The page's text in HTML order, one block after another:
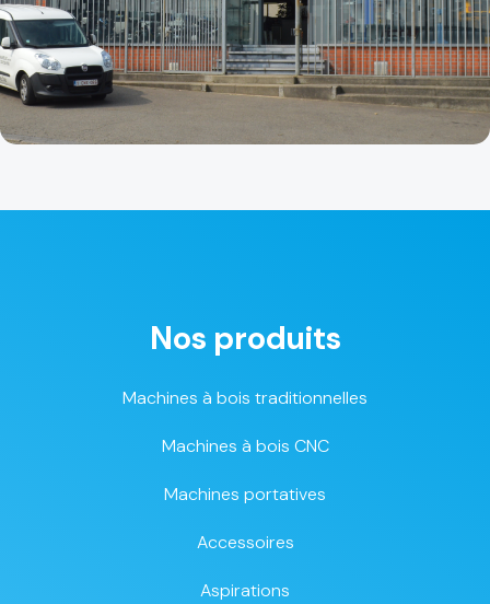
Nos produits
Machines à bois traditionnelles
Machines à bois CNC
Machines portatives
Accessoires
Aspirations